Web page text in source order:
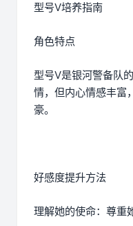
型号V培养指南
角色特点
型号V是银河警备队
情，但内心情感丰富
豪。
好感度提升方法
理解她的使命：尊重